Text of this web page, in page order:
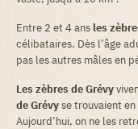
Entre 2 et 4 ans les
célibataires. Dès l’âge
pas les autres mâles en
Les zèbres de Grévy
de Grévyse trouvaient
Aujourd’hui, on ne les